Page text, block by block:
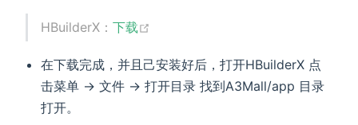
HBuilderX：下载
在下载完成，并且己安装好后，打开HBuilderX 点
击菜单 -> 文件 -> 打开目录 找到A3Mall/app 目录
打开。